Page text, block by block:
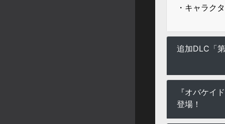
・キャラク
追加DLC「
『オバケイ
登場！